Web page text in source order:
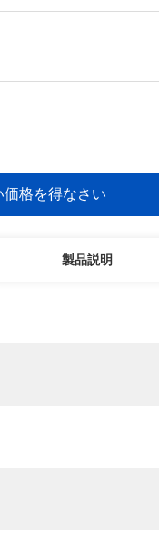
価格を得なさい
製品説明